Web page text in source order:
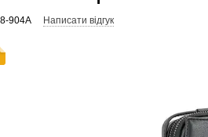
904A Написати відгук